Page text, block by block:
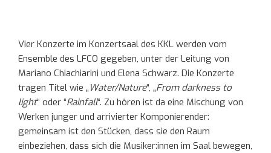
Vier Konzerte im Konzertsaal des KKL werden vom
Ensemble des LFCO gegeben, unter der Leitung von
Mariano Chiachiarini und Elena Schwarz. Die Konzerte
tragen Titel wie „ Water/Nature“, „From darkness to
light“ oder “Rainfall“. Zu hören ist da eine Mischung von
Werken junger und arrivierter Komponierender:
gemeinsam ist den Stücken, dass sie den Raum
einbeziehen, dass sich die Musiker:innen im Saal bewegen,